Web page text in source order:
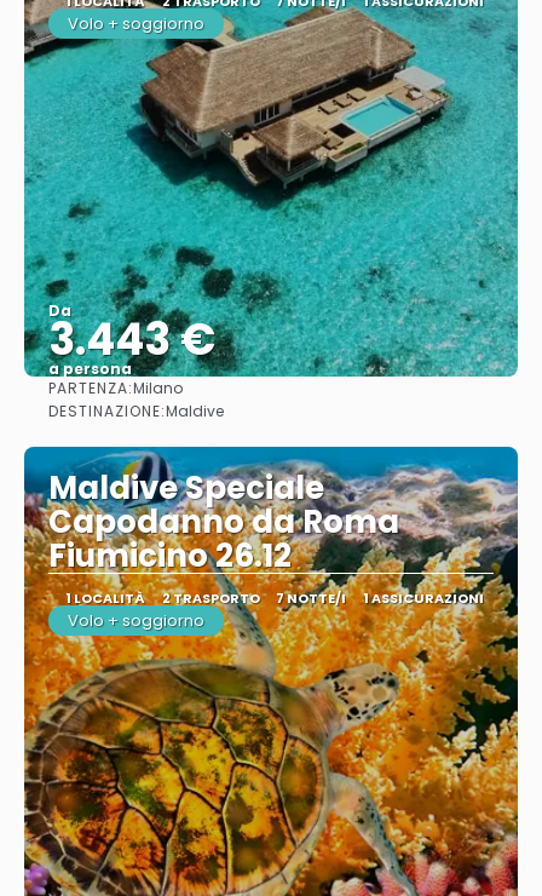
Volo + soggiorno
Da
3.443 €
a persona
PARTENZA:Milano
DESTINAZIONE:Maldive
Maldive Speciale
Capodanno da Roma
Fiumicino 26.12
1 LOCALITÀ 2 TRASPORTO 7 NOTTE/I 1 ASSICURAZIONI
Volo + soggiorno